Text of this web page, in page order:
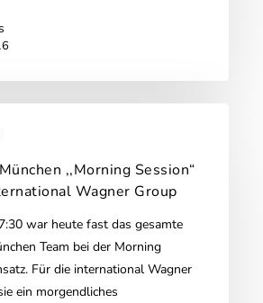
,,Morning Session“
Wagner Group
war heute fast das gesamte
Team bei der Morning
Für die international Wagner
ein morgendliches